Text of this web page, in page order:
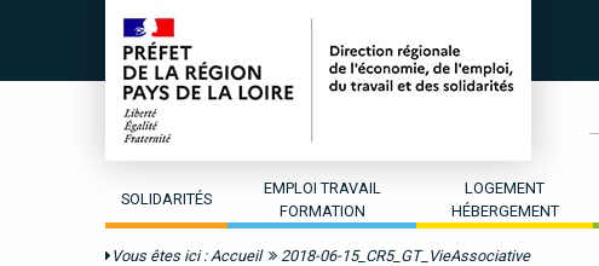
SOLIDARITÉS
EMPLOI TRAVAIL
FORMATION
LOGEMENT
HÉBERGEMENT
Vous êtes ici : Accueil 2018-06-15_CR5_GT_VieAssociative